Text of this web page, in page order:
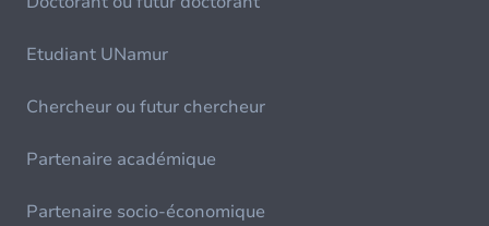
Etudiant UNamur
Chercheur ou futur chercheur
Partenaire académique
Partenaire socio-économique